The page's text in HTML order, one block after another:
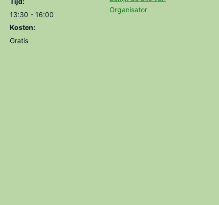
13:30 - 16:00
Kosten:
Gratis
Organisator